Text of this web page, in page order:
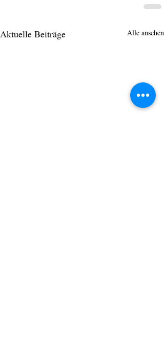
Aktuelle Beiträge Alle ansehen